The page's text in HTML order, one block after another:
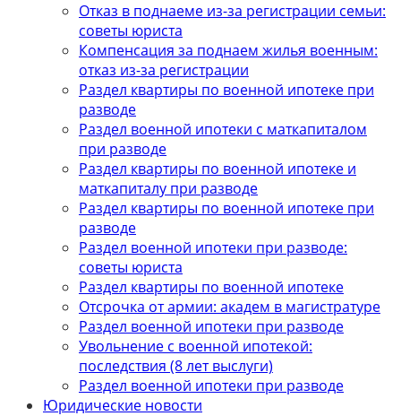
Отказ в поднаеме из-за регистрации семьи:
советы юриста
Компенсация за поднаем жилья военным:
отказ из-за регистрации
Раздел квартиры по военной ипотеке при
разводе
Раздел военной ипотеки с маткапиталом
при разводе
Раздел квартиры по военной ипотеке и
маткапиталу при разводе
Раздел квартиры по военной ипотеке при
разводе
Раздел военной ипотеки при разводе:
советы юриста
Раздел квартиры по военной ипотеке
Отсрочка от армии: академ в магистратуре
Раздел военной ипотеки при разводе
Увольнение с военной ипотекой:
последствия (8 лет выслуги)
Раздел военной ипотеки при разводе
Юридические новости